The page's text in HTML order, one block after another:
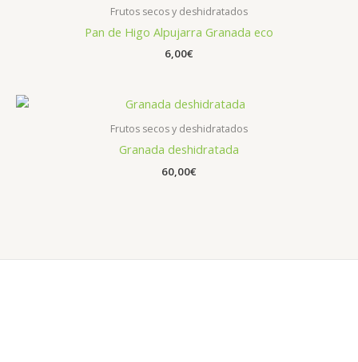
Frutos secos y deshidratados
Pan de Higo Alpujarra Granada eco
6,00€
Frutos secos y deshidratados
Granada deshidratada
60,00€